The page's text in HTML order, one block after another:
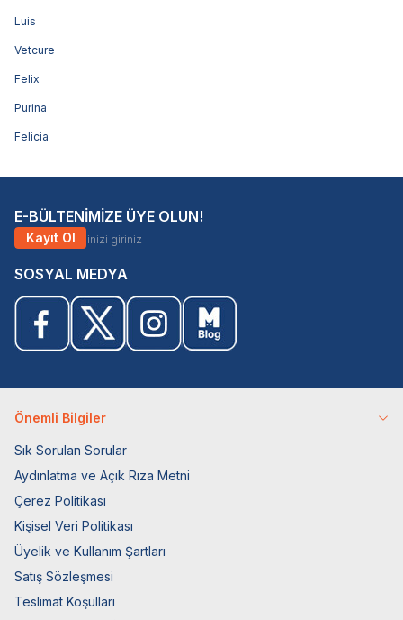
Luis
Vetcure
Felix
Purina
Felicia
E-BÜLTENİMİZE ÜYE OLUN!
Kayıt Ol
SOSYAL MEDYA
Önemli Bilgiler
Sık Sorulan Sorular
Aydınlatma ve Açık Rıza Metni
Çerez Politikası
Kişisel Veri Politikası
Üyelik ve Kullanım Şartları
Satış Sözleşmesi
Teslimat Koşulları